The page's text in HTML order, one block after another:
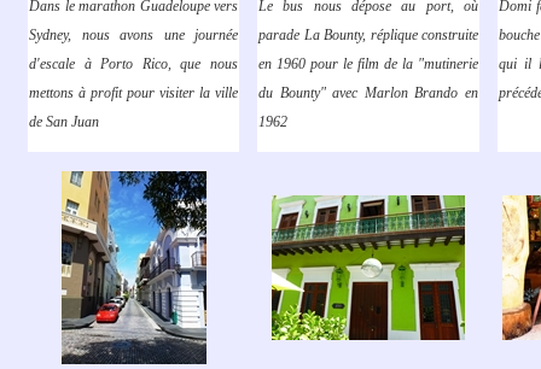
Dans le marathon Guadeloupe vers
Sydney, nous avons une journée
d'escale à Porto Rico, que nous
mettons à profit pour visiter la ville
de San Juan
Le bus nous dépose au port, où
parade La Bounty, réplique construite
en 1960 pour le film de la "mutinerie
du Bounty" avec Marlon Brando en
1962
Domi
qui il